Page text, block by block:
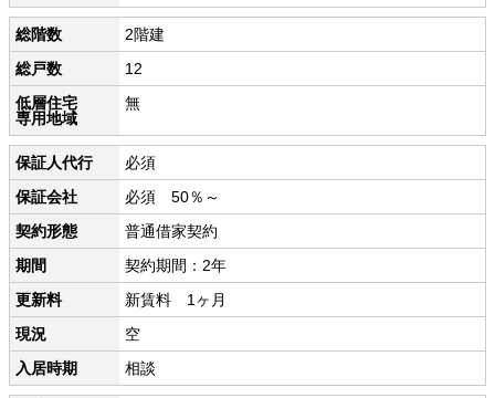
総階数
2階建
総戸数
12
低層住宅
専用地域
無
保証人代行
必須
保証会社
必須 50％～
契約形態
普通借家契約
期間
契約期間：2年
更新料
新賃料 1ヶ月
現況
空
入居時期
相談